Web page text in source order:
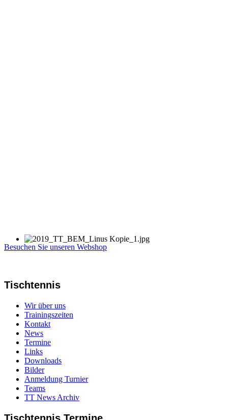
Besuchen Sie unseren Webshop
Tischtennis
Wir über uns
Trainingszeiten
Kontakt
News
Termine
Links
Downloads
Bilder
Anmeldung Turnier
Teams
TT News Archiv